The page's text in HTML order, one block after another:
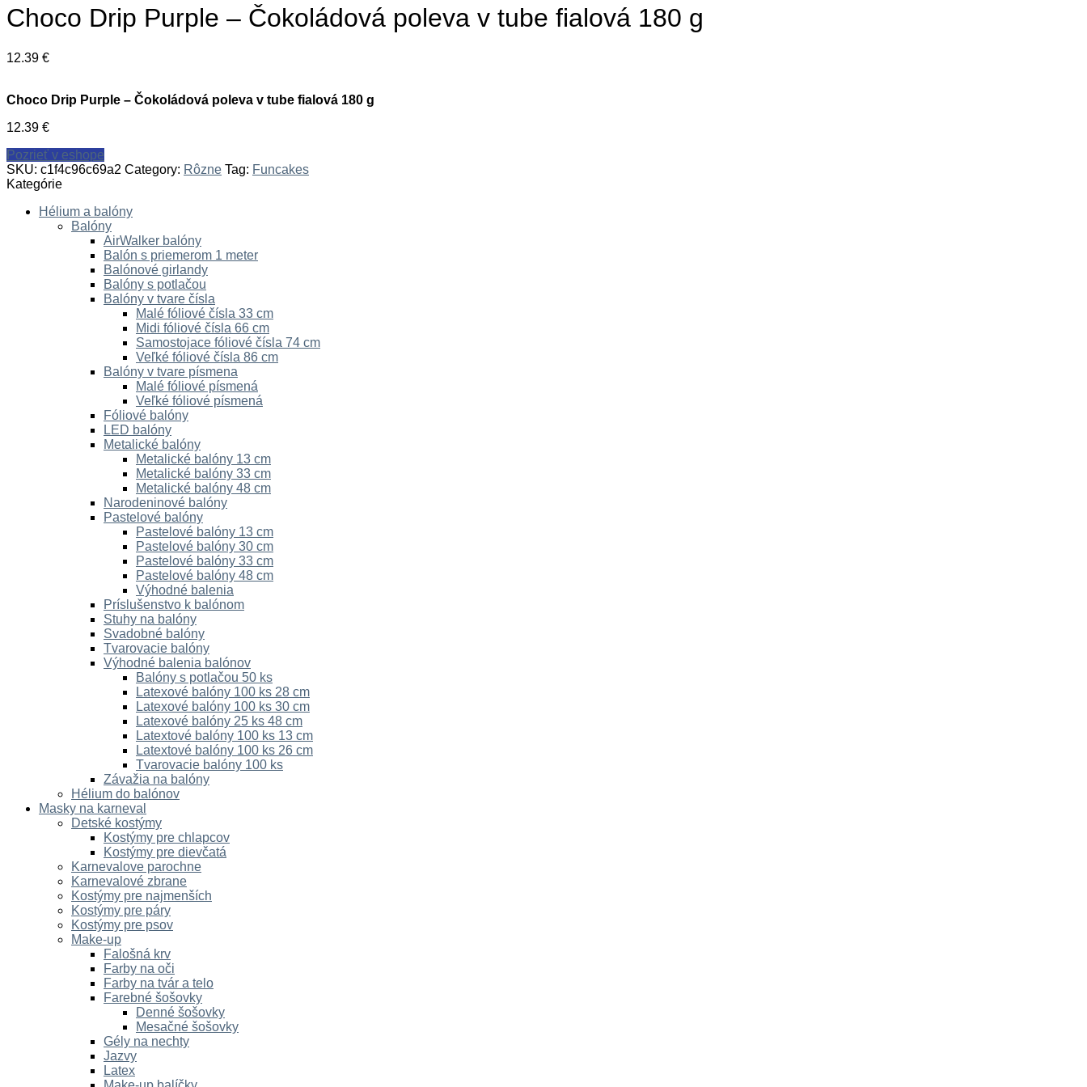
Choco Drip Purple – Čokoládová poleva v tube fialová 180 g
12.39 €
Choco Drip Purple – Čokoládová poleva v tube fialová 180 g
12.39 €
Pozrieť v eshope
SKU: c1f4c96c69a2 Category: Rôzne Tag: Funcakes
Kategórie
Hélium a balóny
Balóny
AirWalker balóny
Balón s priemerom 1 meter
Balónové girlandy
Balóny s potlačou
Balóny v tvare čísla
Malé fóliové čísla 33 cm
Midi fóliové čísla 66 cm
Samostojace fóliové čísla 74 cm
Veľké fóliové čísla 86 cm
Balóny v tvare písmena
Malé fóliové písmená
Veľké fóliové písmená
Fóliové balóny
LED balóny
Metalické balóny
Metalické balóny 13 cm
Metalické balóny 33 cm
Metalické balóny 48 cm
Narodeninové balóny
Pastelové balóny
Pastelové balóny 13 cm
Pastelové balóny 30 cm
Pastelové balóny 33 cm
Pastelové balóny 48 cm
Výhodné balenia
Príslušenstvo k balónom
Stuhy na balóny
Svadobné balóny
Tvarovacie balóny
Výhodné balenia balónov
Balóny s potlačou 50 ks
Latexové balóny 100 ks 28 cm
Latexové balóny 100 ks 30 cm
Latexové balóny 25 ks 48 cm
Latextové balóny 100 ks 13 cm
Latextové balóny 100 ks 26 cm
Tvarovacie balóny 100 ks
Závažia na balóny
Hélium do balónov
Masky na karneval
Detské kostýmy
Kostýmy pre chlapcov
Kostýmy pre dievčatá
Karnevalove parochne
Karnevalové zbrane
Kostýmy pre najmenších
Kostýmy pre páry
Kostýmy pre psov
Make-up
Falošná krv
Farby na oči
Farby na tvár a telo
Farebné šošovky
Denné šošovky
Mesačné šošovky
Gély na nechty
Jazvy
Latex